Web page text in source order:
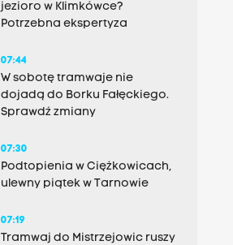
jezioro w Klimkówce?
Potrzebna ekspertyza
07:44
W sobotę tramwaje nie
dojadą do Borku Fałęckiego.
Sprawdź zmiany
07:30
Podtopienia w Ciężkowicach,
ulewny piątek w Tarnowie
07:19
Tramwaj do Mistrzejowic ruszy